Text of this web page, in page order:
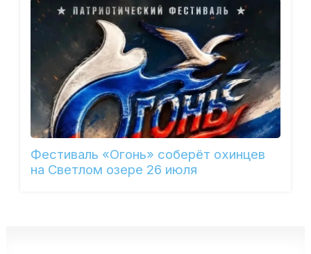
Фестиваль «Огонь» соберёт охинцев
на Светлом озере 26 июля